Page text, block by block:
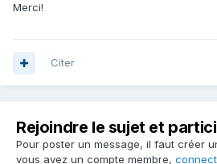
Merci!
Citer
Rejoindre le sujet et
Pour poster un message, il faut créer
vous avez un compte membre,